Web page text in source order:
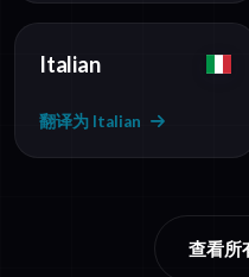
Italian
翻译为 Italian
查看所